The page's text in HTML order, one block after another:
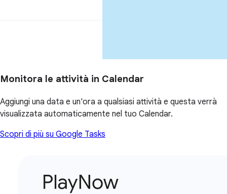
Monitora le attività in Calendar
Aggiungi una data e un'ora a qualsiasi attività e questa verrà
visualizzata automaticamente nel tuo Calendar.
Scopri di più su Google Tasks